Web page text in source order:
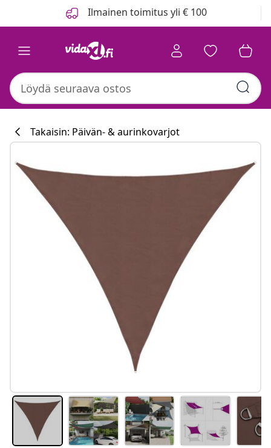
Ilmainen toimitus yli € 100
#sharemevidaxl
Takaisin: Päivän- & aurinkovarjot